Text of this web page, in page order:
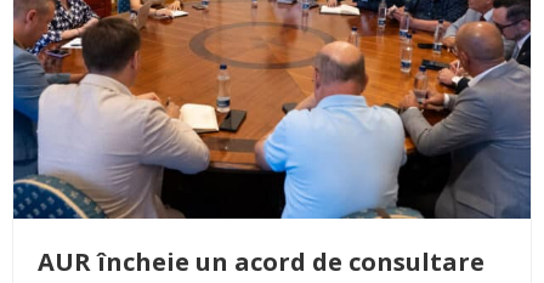
AUR încheie un acord de consultare